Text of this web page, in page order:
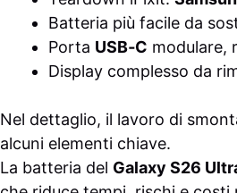
Batteria più facile da
Porta USB‑C modulare,
Display complesso da
Nel dettaglio, il lavoro di
alcuni elementi chiave.
La batteria del Galaxy S26